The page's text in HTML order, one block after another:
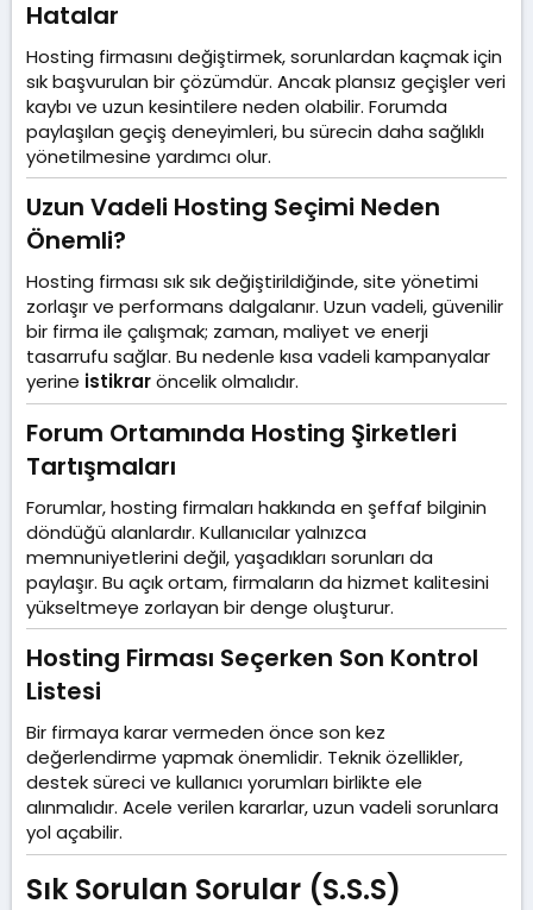
Hatalar​
Hosting firmasını değiştirmek, sorunlardan kaçmak için
sık başvurulan bir çözümdür. Ancak plansız geçişler veri
kaybı ve uzun kesintilere neden olabilir. Forumda
paylaşılan geçiş deneyimleri, bu sürecin daha sağlıklı
yönetilmesine yardımcı olur.
Uzun Vadeli Hosting Seçimi Neden
Önemli?​
Hosting firması sık sık değiştirildiğinde, site yönetimi
zorlaşır ve performans dalgalanır. Uzun vadeli, güvenilir
bir firma ile çalışmak; zaman, maliyet ve enerji
tasarrufu sağlar. Bu nedenle kısa vadeli kampanyalar
yerine istikraröncelik olmalıdır.
Forum Ortamında Hosting Şirketleri
Tartışmaları​
Forumlar, hosting firmaları hakkında en şeffaf bilginin
döndüğü alanlardır. Kullanıcılar yalnızca
memnuniyetlerini değil, yaşadıkları sorunları da
paylaşır. Bu açık ortam, firmaların da hizmet kalitesini
yükseltmeye zorlayan bir denge oluşturur.
Hosting Firması Seçerken Son Kontrol
Listesi​
Bir firmaya karar vermeden önce son kez
değerlendirme yapmak önemlidir. Teknik özellikler,
destek süreci ve kullanıcı yorumları birlikte ele
alınmalıdır. Acele verilen kararlar, uzun vadeli sorunlara
yol açabilir.
Sık Sorulan Sorular (S.S.S)​